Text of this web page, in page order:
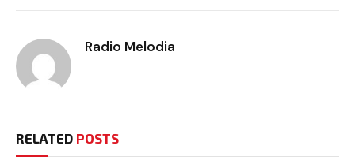
Radio Melodia
RELATED POSTS